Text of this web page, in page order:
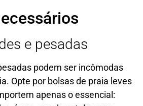
e pesadas
podem ser incômodas
Opte por bolsas de praia leves
apenas o essencial: